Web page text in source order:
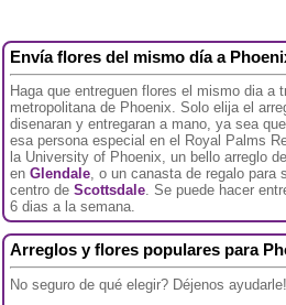
Envía flores del mismo día a
Haga que entreguen flores el mismo dia a
metropolitana de Phoenix. Solo elija el
disenaran y entregaran a mano, ya sea
esa persona especial en el Royal Palms
la University of Phoenix, un bello arreglo
enGlendale, o un canasta de regalo para
centro deScottsdale. Se puede hacer
6 dias a la semana.
Arreglos y flores populares para
No seguro de qué elegir? Déjenos ayudarle!